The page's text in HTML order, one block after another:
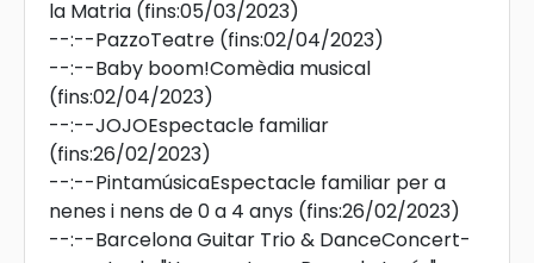
la Matria (fins:05/03/2023)
--:--PazzoTeatre (fins:02/04/2023)
--:--Baby boom!Comèdia musical
(fins:02/04/2023)
--:--JOJOEspectacle familiar
(fins:26/02/2023)
--:--PintamúsicaEspectacle familiar per a
nenes i nens de 0 a 4 anys (fins:26/02/2023)
--:--Barcelona Guitar Trio & DanceConcert-